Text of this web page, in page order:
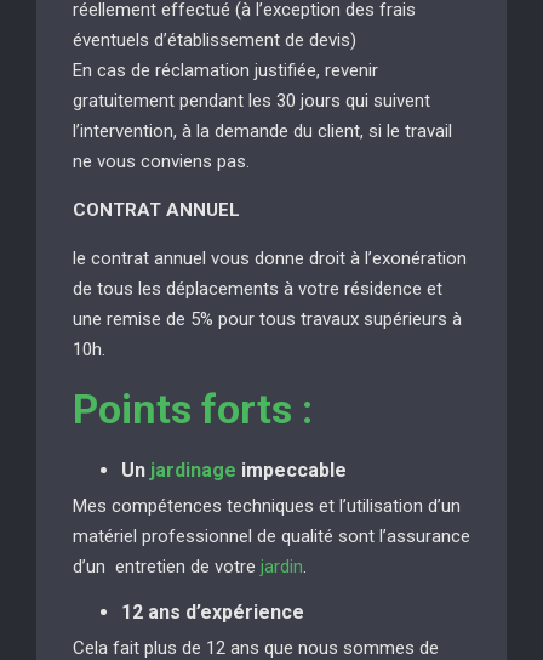
réellement effectué (à l’exception des frais
éventuels d’établissement de devis)
En cas de réclamation justifiée, revenir
gratuitement pendant les 30 jours qui suivent
l’intervention, à la demande du client, si le travail
ne vous conviens pas.
CONTRAT ANNUEL
le contrat annuel vous donne droit à l’exonération
de tous les déplacements à votre résidence et
une remise de 5% pour tous travaux supérieurs à
10h.
Points forts :
Un jardinage impeccable
Mes compétences techniques et l’utilisation d’un
matériel professionnel de qualité sont l’assurance
d’un entretien de votre jardin
12 ans d’expérience
Cela fait plus de 12 ans que nous sommes de